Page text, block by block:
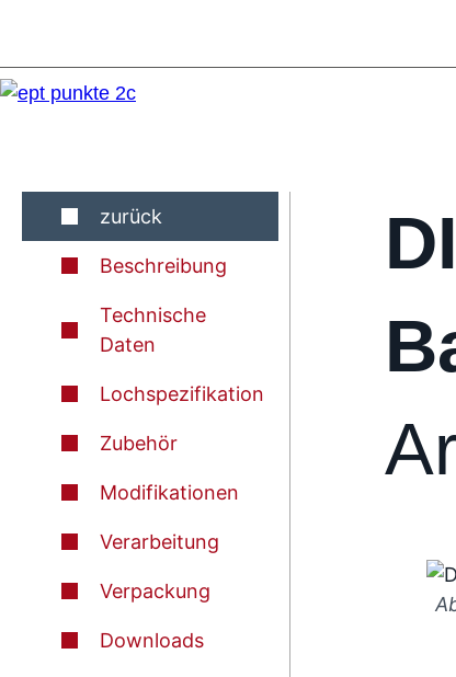
zurück
Beschreibung
Technische
Daten
Lochspezifikation
Zubehör
Modifikationen
Verarbeitung
Verpackung
Downloads